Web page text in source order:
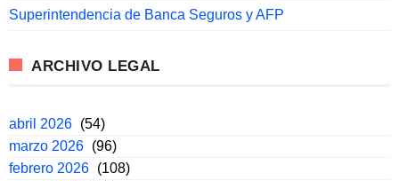
Superintendencia de Banca Seguros y AFP
ARCHIVO LEGAL
abril 2026 (54)
marzo 2026 (96)
febrero 2026 (108)